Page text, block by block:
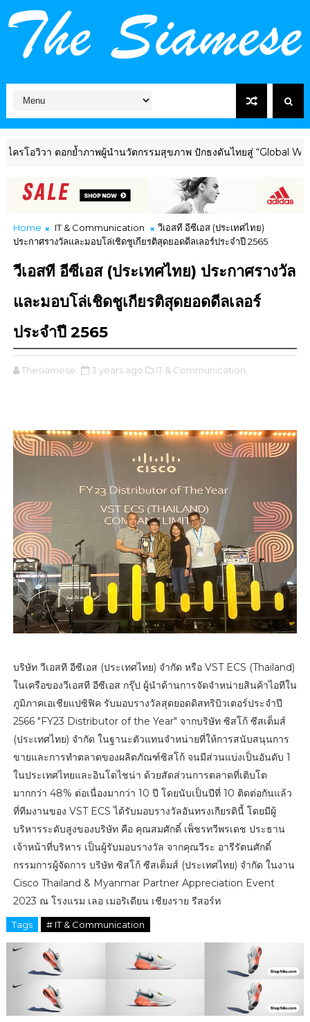
า ตอกย้ำภาพผู้นำนวัตกรรมสุขภาพ ปักธงดันไทยสู่ “Global Wellness
Home IT & Communication
วีเอสที อีซีเอส (ประเทศไทย)
ประกาศรางวัลและมอบโล่เชิดชูเกียรติสุดยอดดีลเลอร์ประจำปี 2565
วีเอสที อีซีเอส (ประเทศไทย) ประกาศรางวัล
และมอบโล่เชิดชูเกียรติสุดยอดดีลเลอร์
ประจำปี 2565
Thesiamese 3 years ago IT & Communication,
บริษัท วีเอสที อีซีเอส (ประเทศไทย) จำกัด หรือ VST ECS (Thailand)
ในเครือของวีเอสที อีซีเอส กรุ๊ป ผู้นำด้านการจัดจำหน่ายสินค้าไอทีใน
ภูมิภาคเอเชียแปซิฟิค รับมอบรางวัลสุดยอดดิสทริบิวเตอร์ประจำปี
2566 "FY23 Distributor of the Year" จากบริษัท ซิสโก้ ซีสเต็มส์
(ประเทศไทย) จำกัด ในฐานะตัวแทนจำหน่ายที่ให้การสนับสนุนการ
ขายและการทำตลาดของผลิตภัณฑ์ซิสโก้ จนมีส่วนแบ่งเป็นอันดับ 1
ในประเทศไทยและอินโดไชน่า ด้วยสัดส่วนการตลาดที่เติบโต
มากกว่า 48% ต่อเนื่องมากว่า 10 ปี โดยนับเป็นปีที่ 10 ติดต่อกันแล้ว
ที่ทีมงานของ VST ECS ได้รับมอบรางวัลอันทรงเกียรตินี้ โดยมีผู้
บริหารระดับสูงของบริษัท คือ คุณสมศักดิ์ เพ็ชรทวีพรเดช ประธาน
เจ้าหน้าที่บริหาร เป็นผู้รับมอบรางวัล จากคุณวีระ อารีรัตนศักดิ์
กรรมการผู้จัดการ บริษัท ซิสโก้ ซีสเต็มส์ (ประเทศไทย) จำกัด ในงาน
Cisco Thailand & Myanmar Partner Appreciation Event
2023 ณ โรงแรม เลอ เมอริเดียน เชียงราย รีสอร์ท
Tags # IT & Communication